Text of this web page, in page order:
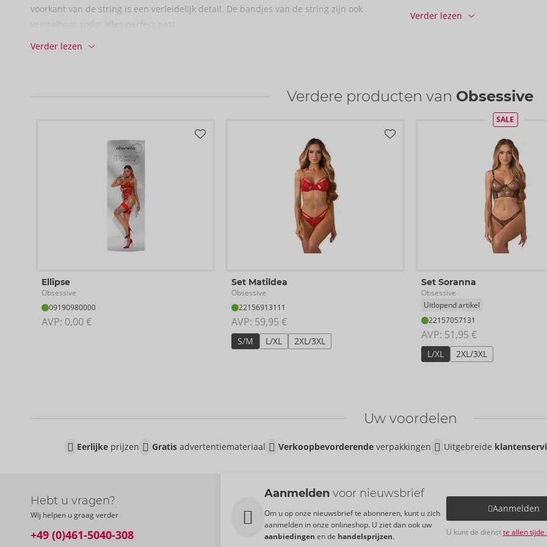
voorkant van de string is een verleidelijk detail. De bandjes van de string zijn ook
Verder lezen
Verpakkings­eenheid / doos:
Verder lezen
Verdere producten van Obsessive
Ellipse
Obsessive
09190980000
AVP: 0,00 €
Set Matildea
Obsessive
22156913111
AVP: 59,95 €
S/M L/XL 2XL/3XL
SALE
Set Soranna
Obsessive
Uitlopend artikel
22157057131
AVP: 51,95 €
L/XL 2XL/3XL
Uw voordelen
Eerlijkeprijzen Gratisadvertentiemateriaal Verkoopbevorderendeverpakkingen Uitgebreide
Hebt u vragen?
Wij helpen u graag verder
+49 (0)461-5040-308
Aanmelden voor nieuwsbrief
Om u op onze nieuwsbrief te abonneren, kunt u zich
aanmelden in onze onlineshop. U ziet dan ook uw
aanbiedingen en de handelsprijzen.
Aanmelden
U kunt de dienstte allen tijde